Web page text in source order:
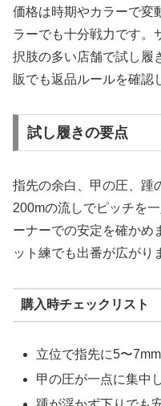
価格は時期やカラーで変
ラーでも十分戦力です。
択肢の多い店舗で試し履
販でも返品ルールを確認
試し履きの要点
指先の余白、甲の圧、踵
200mの流しでピッチを
ーナーでの安定を確かめ
ット練でも出番が広がり
購入時チェックリスト
立位で指先に5〜
甲の圧が一点に集中